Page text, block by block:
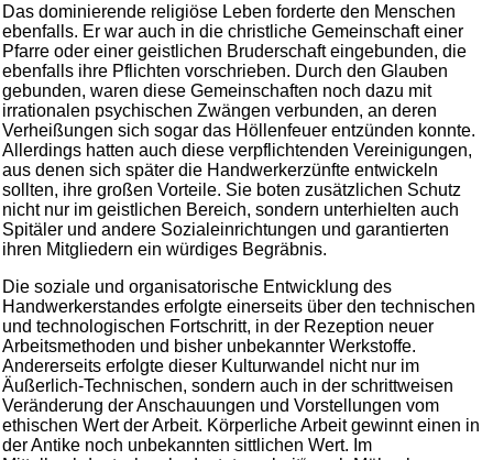
Das dominierende religiöse Leben forderte den Menschen
ebenfalls. Er war auch in die christliche Gemeinschaft einer
Pfarre oder einer geistlichen Bruderschaft eingebunden, die
ebenfalls ihre Pflichten vorschrieben. Durch den Glauben
gebunden, waren diese Gemeinschaften noch dazu mit
irrationalen psychischen Zwängen verbunden, an deren
Verheißungen sich sogar das Höllenfeuer entzünden konnte.
Allerdings hatten auch diese verpflichtenden Vereinigungen,
aus denen sich später die Handwerkerzünfte entwickeln
sollten, ihre großen Vorteile. Sie boten zusätzlichen Schutz
nicht nur im geistlichen Bereich, sondern unterhielten auch
Spitäler und andere Sozialeinrichtungen und garantierten
ihren Mitgliedern ein würdiges Begräbnis.
Die soziale und organisatorische Entwicklung des
Handwerkerstandes erfolgte einerseits über den technischen
und technologischen Fortschritt, in der Rezeption neuer
Arbeitsmethoden und bisher unbekannter Werkstoffe.
Andererseits erfolgte dieser Kulturwandel nicht nur im
Äußerlich-Technischen, sondern auch in der schrittweisen
Veränderung der Anschauungen und Vorstellungen vom
ethischen Wert der Arbeit. Körperliche Arbeit gewinnt einen in
der Antike noch unbekannten sittlichen Wert. Im